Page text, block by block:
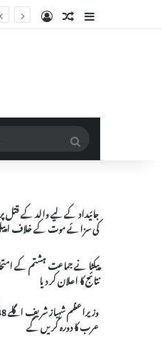
Log InRandom Article
Sidebar
Search
for
جائیداد کے لیے والد کے قتل
کی سزائے موت کے خلاف
نتائج کا اعلان کر دیا
عرب کا دورہ کریں گے